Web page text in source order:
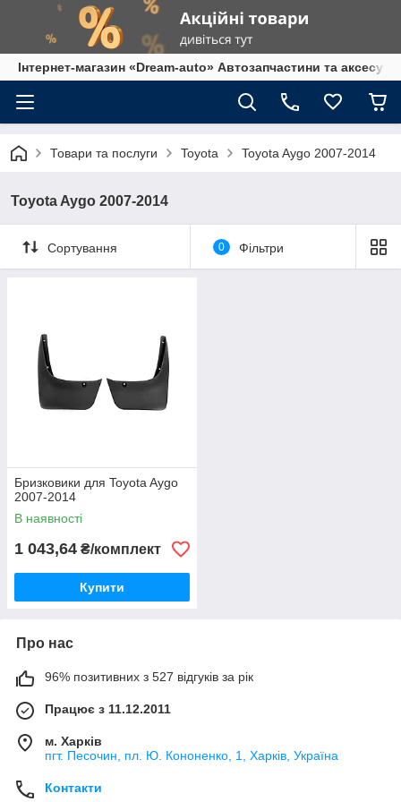
Інтернет-магазин «Dream-auto» Автозапчастини та
Товари та послуги Toyota Toyota Aygo 2007-2014
Toyota Aygo 2007-2014
Сортування 0 Фільтри
Бризковики для Toyota Aygo
2007-2014
В наявності
1 043,64 ₴/комплект
Купити
Про нас
96% позитивних з 527 відгуків за рік
Працює з 11.12.2011
м. Харків
пгт. Песочин, пл. Ю. Кононенко, 1, Харків, Україна
Контакти